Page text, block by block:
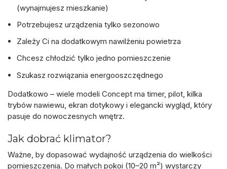
(wynajmujesz mieszkanie)
Potrzebujesz urządzenia tylko sezonowo
Zależy Ci na dodatkowym nawilżeniu powietrza
Chcesz chłodzić tylko jedno pomieszczenie
Szukasz rozwiązania energooszczędnego
Dodatkowo – wiele modeli Concept ma timer, pilot, kilka
trybów nawiewu, ekran dotykowy i elegancki wygląd, który
pasuje do nowoczesnych wnętrz.
Jak dobrać klimator?
Ważne, by dopasować wydajność urządzenia do wielkości
pomieszczenia. Do małych pokoi (10–20 m²) wystarczy